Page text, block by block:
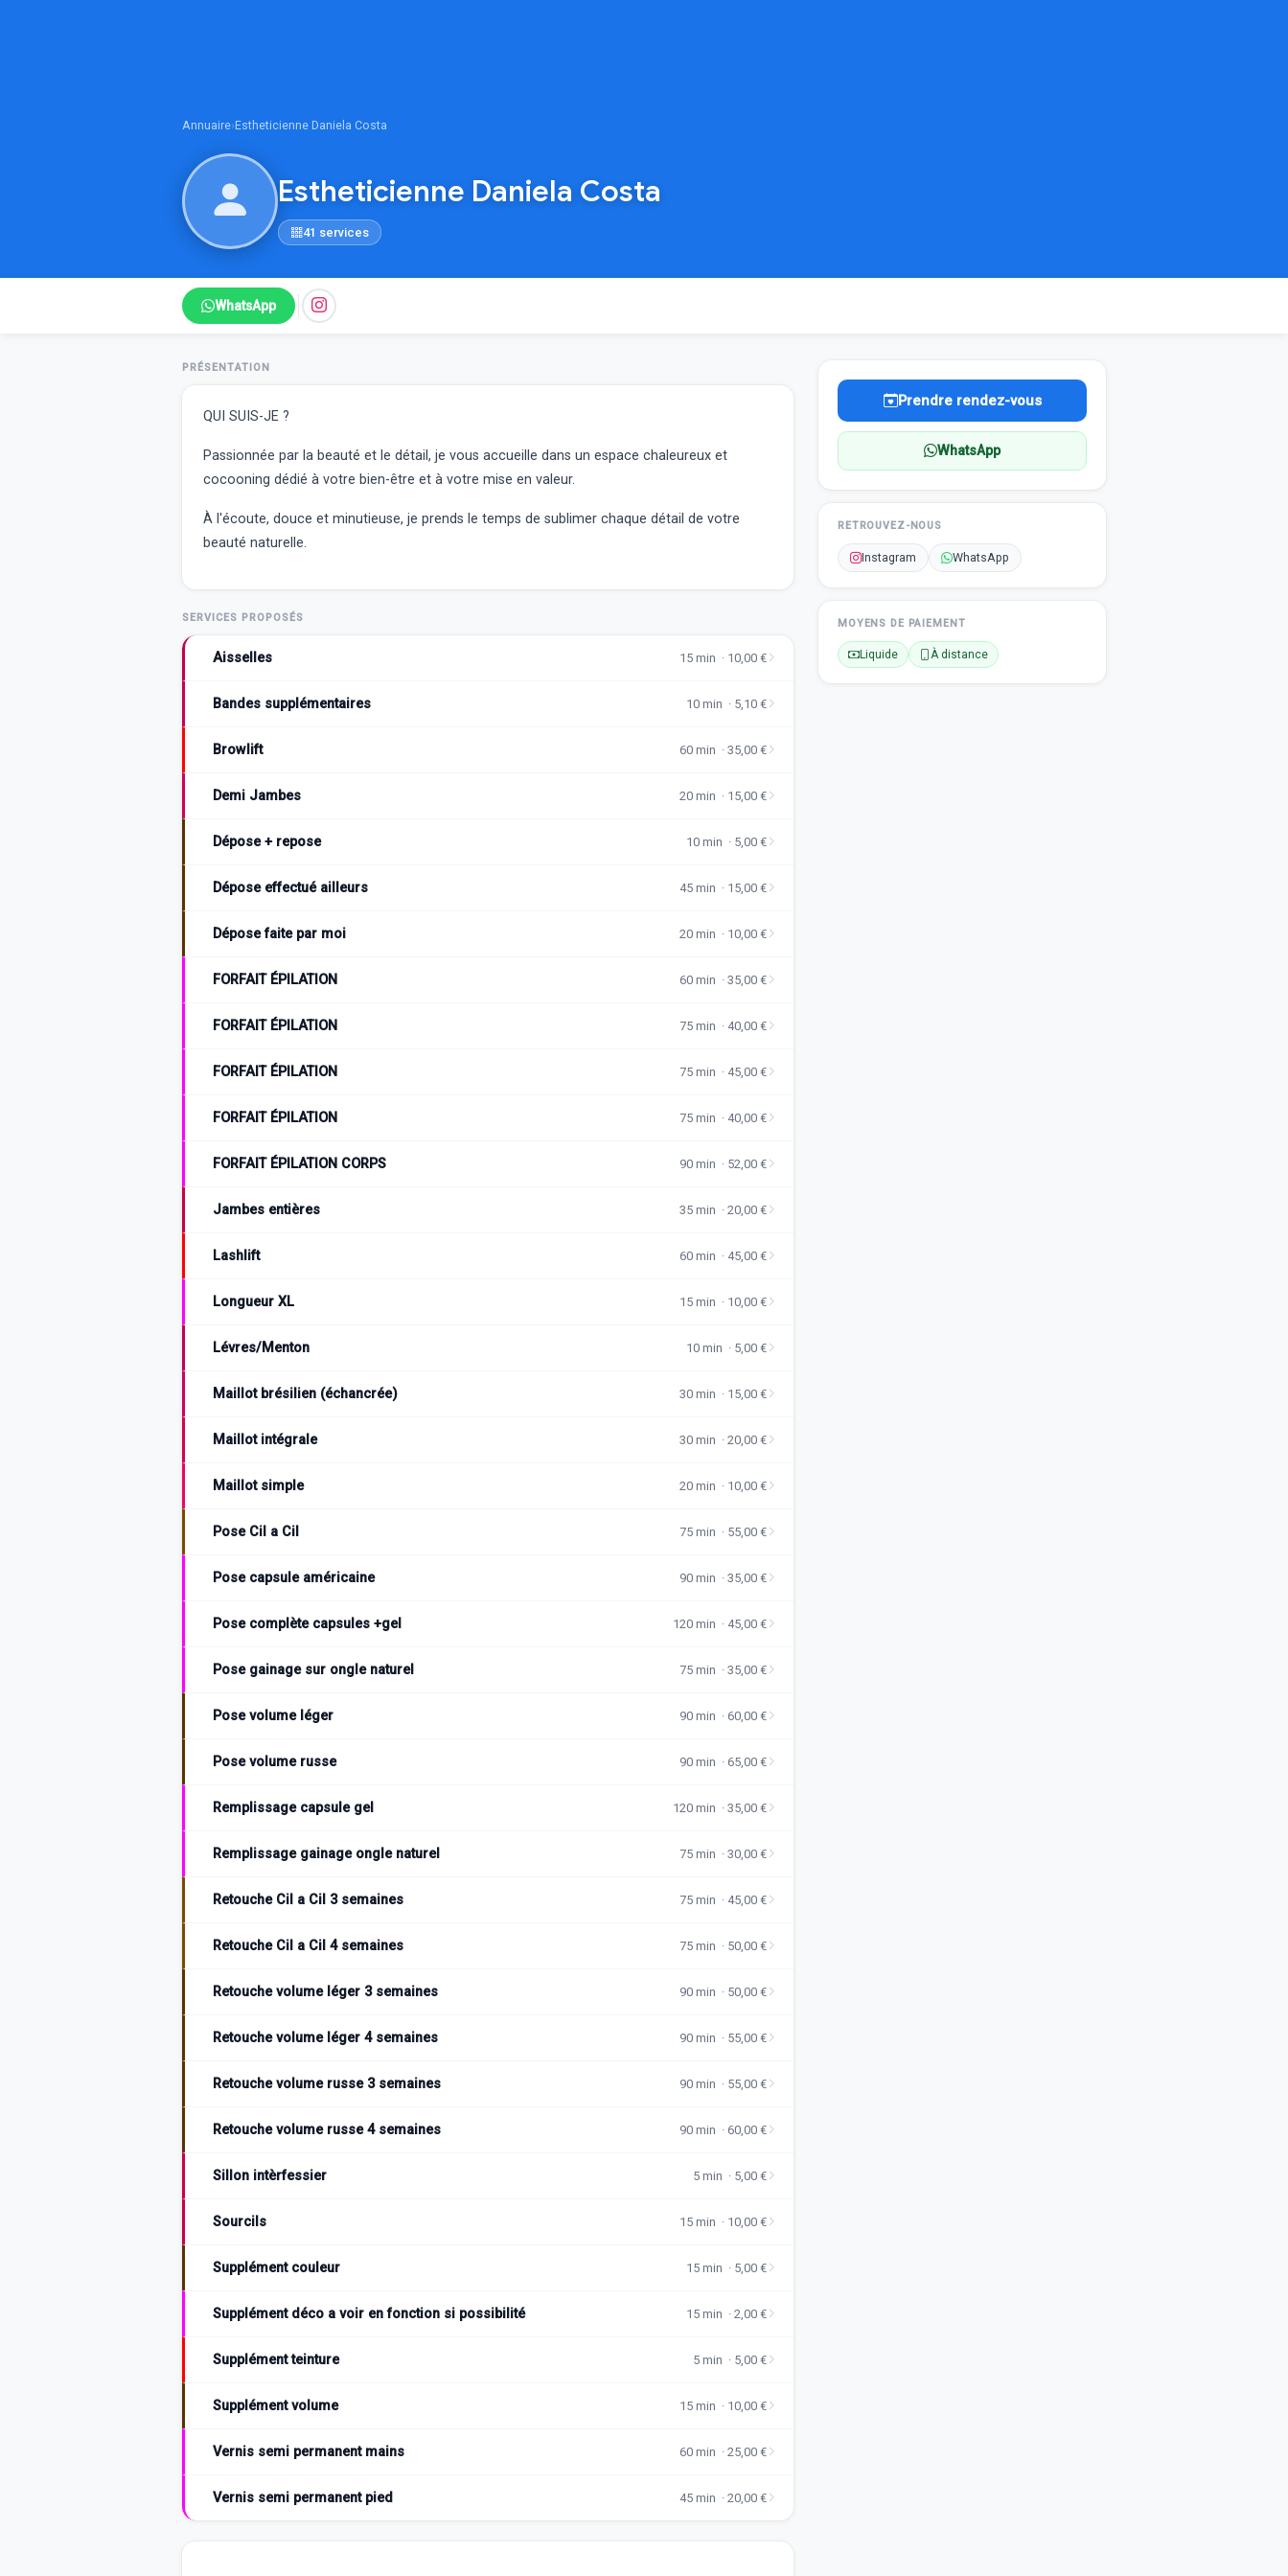
Annuaire›Estheticienne Daniela Costa
Estheticienne Daniela Costa
41 services
WhatsApp
PRÉSENTATION
QUI SUIS-JE ?
Passionnée par la beauté et le détail, je vous accueille dans un espace chaleureux et
cocooning dédié à votre bien-être et à votre mise en valeur.
À l'écoute, douce et minutieuse, je prends le temps de sublimer chaque détail de votre
beauté naturelle.
SERVICES PROPOSÉS
Aisselles 15 min · 10,00 €
Bandes supplémentaires 10 min · 5,10 €
Browlift 60 min · 35,00 €
Demi Jambes 20 min · 15,00 €
Dépose + repose 10 min · 5,00 €
Dépose effectué ailleurs 45 min · 15,00 €
Dépose faite par moi 20 min · 10,00 €
FORFAIT ÉPILATION 60 min · 35,00 €
FORFAIT ÉPILATION 75 min · 40,00 €
FORFAIT ÉPILATION 75 min · 45,00 €
FORFAIT ÉPILATION 75 min · 40,00 €
FORFAIT ÉPILATION CORPS 90 min · 52,00 €
Jambes entières 35 min · 20,00 €
Lashlift 60 min · 45,00 €
Longueur XL 15 min · 10,00 €
Lévres/Menton 10 min · 5,00 €
Maillot brésilien (échancrée) 30 min · 15,00 €
Maillot intégrale 30 min · 20,00 €
Maillot simple 20 min · 10,00 €
Pose Cil a Cil 75 min · 55,00 €
Pose capsule américaine 90 min · 35,00 €
Pose complète capsules +gel 120 min · 45,00 €
Pose gainage sur ongle naturel 75 min · 35,00 €
Pose volume léger 90 min · 60,00 €
Pose volume russe 90 min · 65,00 €
Remplissage capsule gel 120 min · 35,00 €
Remplissage gainage ongle naturel 75 min · 30,00 €
Retouche Cil a Cil 3 semaines 75 min · 45,00 €
Retouche Cil a Cil 4 semaines 75 min · 50,00 €
Retouche volume léger 3 semaines 90 min · 50,00 €
Retouche volume léger 4 semaines 90 min · 55,00 €
Retouche volume russe 3 semaines 90 min · 55,00 €
Retouche volume russe 4 semaines 90 min · 60,00 €
Sillon intèrfessier 5 min · 5,00 €
Sourcils 15 min · 10,00 €
Supplément couleur 15 min · 5,00 €
Supplément déco a voir en fonction si possibilité 15 min · 2,00 €
Supplément teinture 5 min · 5,00 €
Supplément volume 15 min · 10,00 €
Vernis semi permanent mains 60 min · 25,00 €
Vernis semi permanent pied 45 min · 20,00 €
Prendre rendez-vous
WhatsApp
RETROUVEZ-NOUS
Instagram WhatsApp
MOYENS DE PAIEMENT
Liquide À distance